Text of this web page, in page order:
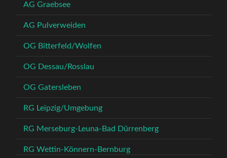
AG Graebsee
AG Pulverweiden
OG Bitterfeld/Wolfen
OG Dessau/Rosslau
OG Gatersleben
RG Leipzig/Umgebung
RG Merseburg-Leuna-Bad Dürrenberg
RG Wettin-Könnern-Bernburg